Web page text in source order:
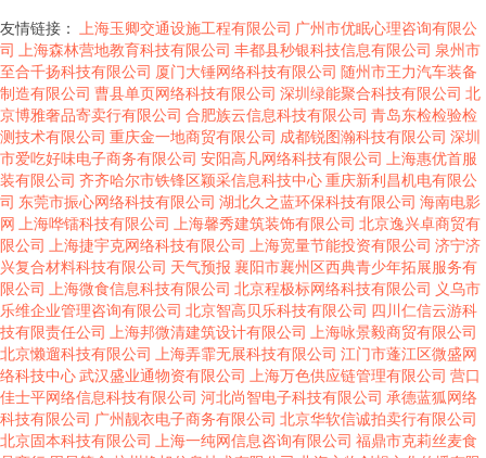
友情链接： 上海玉卿交通设施工程有限公司 广州市优眠心理咨询有限公
司
上海森林营地教育科技有限公司 丰都县秒银科技信息有限公司 泉州市
至合千扬科技有限公司 厦门大锤网络科技有限公司 随州市王力汽车装备
制造有限公司 曹县单页网络科技有限公司 深圳绿能聚合科技有限公司 北
京博雅奢品寄卖行有限公司 合肥族云信息科技有限公司 青岛东检检验检
测技术有限公司 重庆金一地商贸有限公司 成都锐图瀚科技有限公司 深圳
市爱吃好味电子商务有限公司 安阳高凡网络科技有限公司
上海惠优首服
装有限公司 齐齐哈尔市铁锋区颖采信息科技中心重庆新利昌机电有限公
司 东莞市振心网络科技有限公司 湖北久之蓝环保科技有限公司 海南电影
网 上海哗镭科技有限公司 上海馨秀建筑装饰有限公司 北京逸兴卓商贸有
限公司
上海捷宇克网络科技有限公司 上海宽量节能投资有限公司 济宁济
兴复合材料科技有限公司 天气预报 襄阳市襄州区西典青少年拓展服务有
限公司
上海微食信息科技有限公司 北京程极标网络科技有限公司 义乌市
乐维企业管理咨询有限公司 北京智高贝乐科技有限公司 四川仁信云游科
技有限责任公司
上海邦微清建筑设计有限公司
上海咏景毅商贸有限公司
北京懒遛科技有限公司
上海弄霏无展科技有限公司 江门市蓬江区微盛网
络科技中心武汉盛业通物资有限公司 上海万色供应链管理有限公司 营口
佳士平网络信息科技有限公司 河北尚智电子科技有限公司 承德蓝狐网络
科技有限公司 广州靓衣电子商务有限公司 北京华软信诚拍卖行有限公司
北京固本科技有限公司
上海一纯网信息咨询有限公司 福鼎市克莉丝麦食